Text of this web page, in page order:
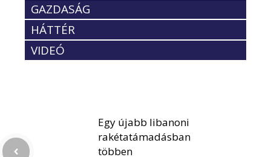
GAZDASÁG
HÁTTÉR
VIDEÓ
Egy újabb libanoni
rakétatámadásban
többen